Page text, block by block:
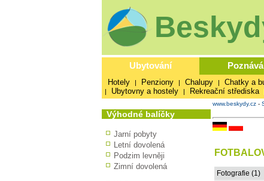
Ubytování
Hotely | Penziony | Chalupy | Chatky a
| Ubytovny a hostely | Rekreační střediska
Výhodné balíčky
Jarní pobyty
Letní dovolená
Podzim levněji
Zimní dovolená
www.beskydy.cz-
Fotografie (1)